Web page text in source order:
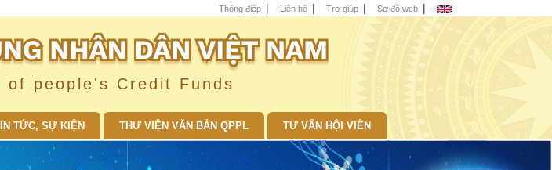
Thông điệp Liên hệ Trợ giúp Sơ đồ web
of people's Credit Funds
TỨC, SỰ KIỆN THƯ VIỆN VĂN BẢN QPPL TƯ VẤN HỘI VIÊN